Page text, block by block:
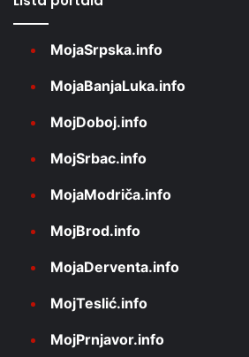
MojaSrpska.info
MojaBanjaLuka.info
MojDoboj.info
MojSrbac.info
MojaModriča.info
MojBrod.info
MojaDerventa.info
MojTeslić.info
MojPrnjavor.info